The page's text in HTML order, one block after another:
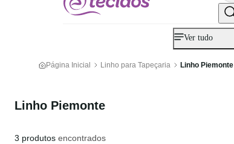
Ver tudo
Página Inicial Linho para Tapeçaria Linho Piemonte
Linho Piemonte
3 produtos encontrados